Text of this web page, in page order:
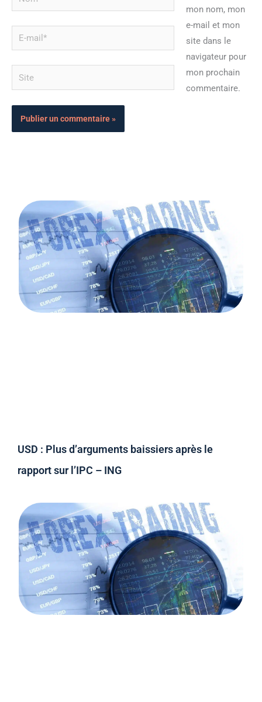
mail*
Site
mon nom, mon
e-mail et mon
site dans le
navigateur pour
mon prochain
commentaire.
USD : Plus d’arguments baissiers après le
rapport sur l’IPC – ING